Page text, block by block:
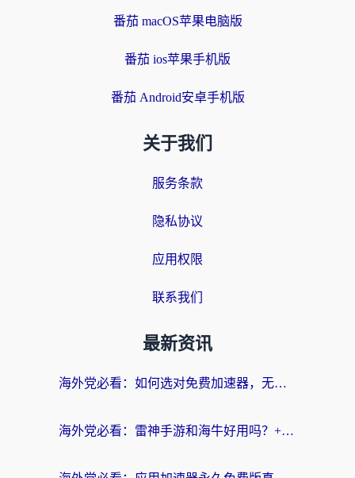
番茄 macOS苹果电脑版
番茄 ios苹果手机版
番茄 Android安卓手机版
关于我们
服务条款
隐私协议
应用权限
联系我们
最新资讯
海外党必看：如何选对免费加速器，无缝访问国内资源不踩坑？
海外党必看：雷神手游和海牛好用吗？+3款热门加速器实测对比，附番茄加速器无缝回国指南